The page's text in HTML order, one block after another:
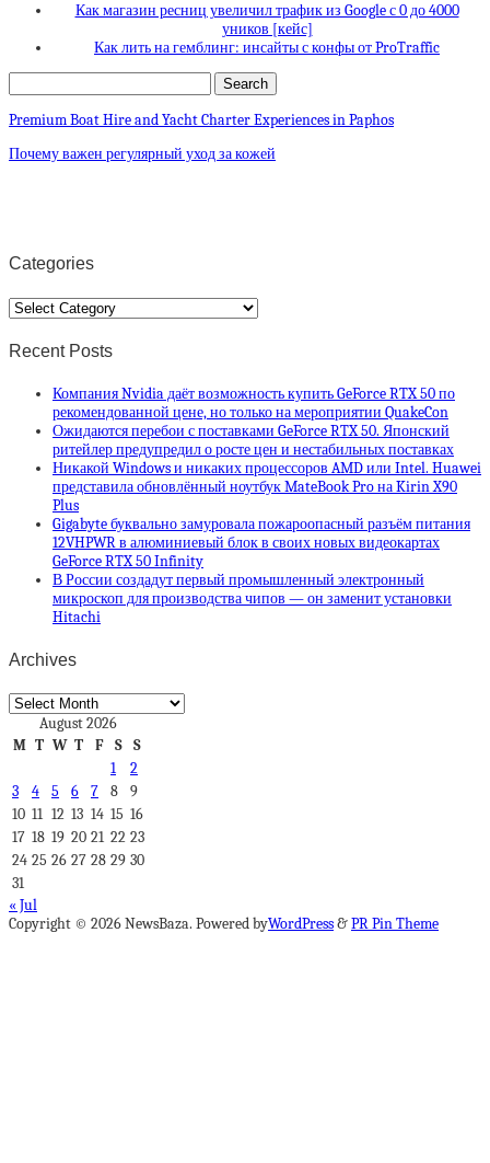
Как магазин ресниц увеличил трафик из Google с 0 до 4000
уников [кейс]
Как лить на гемблинг: инсайты с конфы от ProTraffic
Premium Boat Hire and Yacht Charter Experiences in Paphos
Почему важен регулярный уход за кожей
Categories
Categories
Recent Posts
Компания Nvidia даёт возможность купить GeForce RTX 50 по
рекомендованной цене, но только на мероприятии QuakeCon
Ожидаются перебои с поставками GeForce RTX 50. Японский
ритейлер предупредил о росте цен и нестабильных поставках
Никакой Windows и никаких процессоров AMD или Intel. Huawei
представила обновлённый ноутбук MateBook Pro на Kirin X90
Plus
Gigabyte буквально замуровала пожароопасный разъём питания
12VHPWR в алюминиевый блок в своих новых видеокартах
GeForce RTX 50 Infinity
В России создадут первый промышленный электронный
микроскоп для производства чипов — он заменит установки
Hitachi
Archives
Archives
August 2026
M T W T F S
S
1
2
3
4 5 6 7 8
9
10 11 12 13 14 15 16
17 18 19 20 21 22 23
24 25 26 27 28 29 30
31
« Jul
Copyright © 2026 NewsBaza. Powered byWordPress&PR Pin Theme